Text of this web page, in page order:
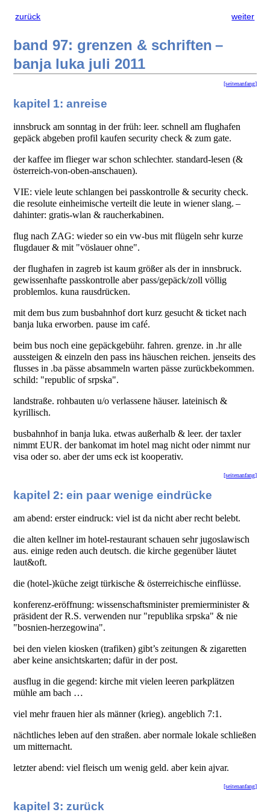
zurück weiter
band 97: grenzen & schriften –
banja luka juli 2011
[seitenanfang]
kapitel 1: anreise
innsbruck am sonntag in der früh: leer. schnell am flughafen
gepäck abgeben profil kaufen security check & zum gate.
der kaffee im flieger war schon schlechter. standard-lesen (&
österreich-von-oben-anschauen).
VIE: viele leute schlangen bei passkontrolle & security check.
die resolute einheimische verteilt die leute in wiener slang. –
dahinter: gratis-wlan & raucherkabinen.
flug nach ZAG: wieder so ein vw-bus mit flügeln sehr kurze
flugdauer & mit "vöslauer ohne".
der flughafen in zagreb ist kaum größer als der in innsbruck.
gewissenhafte passkontrolle aber pass/gepäck/zoll völlig
problemlos. kuna rausdrücken.
mit dem bus zum busbahnhof dort kurz gesucht & ticket nach
banja luka erworben. pause im café.
beim bus noch eine gepäckgebühr. fahren. grenze. in .hr alle
aussteigen & einzeln den pass ins häuschen reichen. jenseits des
flusses in .ba pässe absammeln warten pässe zurückbekommen.
schild: "republic of srpska".
landstraße. rohbauten u/o verlassene häuser. lateinisch &
kyrillisch.
busbahnhof in banja luka. etwas außerhalb & leer. der taxler
nimmt EUR. der bankomat im hotel mag nicht oder nimmt nur
visa oder so. aber der ums eck ist kooperativ.
[seitenanfang]
kapitel 2: ein paar wenige eindrücke
am abend: erster eindruck: viel ist da nicht aber recht belebt.
die alten kellner im hotel-restaurant schauen sehr jugoslawisch
aus. einige reden auch deutsch. die kirche gegenüber läutet
laut&oft.
die (hotel-)küche zeigt türkische & österreichische einflüsse.
konferenz-eröffnung: wissenschaftsminister premierminister &
präsident der R.S. verwenden nur "republika srpska" & nie
"bosnien-herzegowina".
bei den vielen kiosken (trafiken) gibt’s zeitungen & zigaretten
aber keine ansichtskarten; dafür in der post.
ausflug in die gegend: kirche mit vielen leeren parkplätzen
mühle am bach …
viel mehr frauen hier als männer (krieg). angeblich 7:1.
nächtliches leben auf den straßen. aber normale lokale schließen
um mitternacht.
letzter abend: viel fleisch um wenig geld. aber kein ajvar.
[seitenanfang]
kapitel 3: zurück